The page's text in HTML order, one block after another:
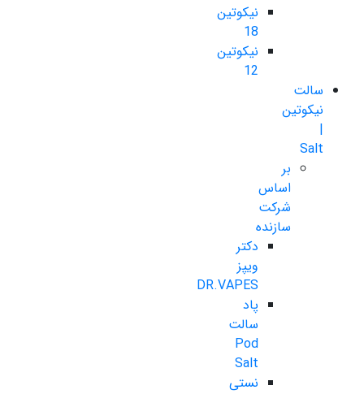
نیکوتین
18
نیکوتین
12
سالت
نیکوتین
|
Salt
بر
اساس
شرکت
سازنده
دکتر
ویپز
DR.VAPES
پاد
سالت
Pod
Salt
نستی